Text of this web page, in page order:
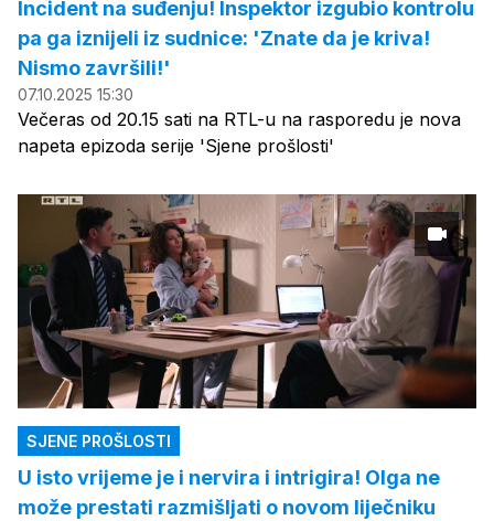
Incident na suđenju! Inspektor izgubio kontrolu
pa ga iznijeli iz sudnice: 'Znate da je kriva!
Nismo završili!'
07.10.2025 15:30
Večeras od 20.15 sati na RTL-u na rasporedu je nova
napeta epizoda serije 'Sjene prošlosti'
SJENE PROŠLOSTI
U isto vrijeme je i nervira i intrigira! Olga ne
može prestati razmišljati o novom liječniku